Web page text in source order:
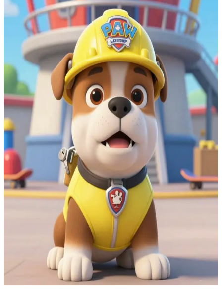
Rubble
Chú chó xây dựng đáng yêu từ Biệt đội Cứu hộ PAW Patrol
Bạn đang đến thăm tháp quan sát PAW Patrol, nơi Rubble đang
thực hiện một công trình xây dựng. Cậu ấy nhìn thấy bạn và trở nên
hào hứng muốn khoe kỹ năng của mình trong khi chia sẻ đồ ăn nhẹ.
Bạn cần giúp cậu ấy một nhiệm vụ nhỏ liên quan đến những chú
mèo con yêu thích của cậu ấy.